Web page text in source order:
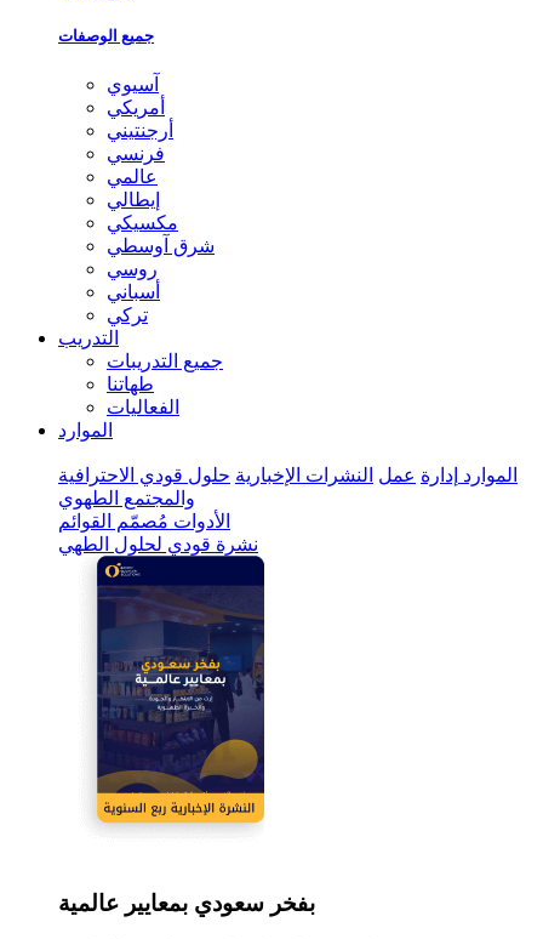
جميع الوصفات
آسيوي
أمريكي
أرجنتيني
فرنسي
عالمي
إيطالي
مكسيكي
شرق آوسطي
روسي
أسباني
تركي
التدريب
جميع التدريبات
طهاتنا
الفعاليات
الموارد
الموارد إدارة عمل النشرات الإخبارية حلول قودي الاحترافية
والمجتمع الطهوي
الأدوات مُصمّم القوائم
نشرة قودي لحلول الطهي
بفخر سعودي بمعايير عالمية